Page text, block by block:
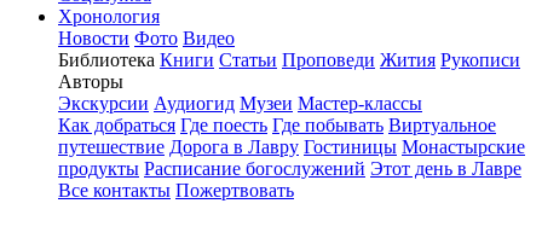
Хронология
Новости Фото Видео
Библиотека Книги Статьи Проповеди Жития Рукописи
Авторы
Экскурсии Аудиогид Музеи Мастер-классы
Как добраться Где поесть Где побывать Виртуальное
путешествие Дорога в Лавру Гостиницы Монастырские
продукты Расписание богослужений Этот день в Лавре
Все контакты Пожертвовать